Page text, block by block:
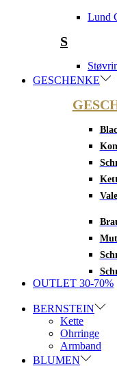
Lund
S
GESCHENKE
OUTLET 30-70%
BERNSTEIN
Kette
Ohrringe
Armband
BLUMEN